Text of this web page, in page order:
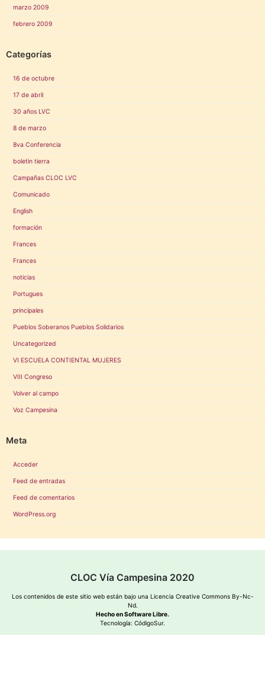
marzo 2009
febrero 2009
Categorías
16 de octubre
17 de abril
30 años LVC
8 de marzo
8va Conferencia
boletin tierra
Campañas CLOC LVC
Comunicado
English
formación
Frances
Frances
noticias
Portugues
principales
Pueblos Soberanos Pueblos Solidarios
Uncategorized
VI ESCUELA CONTIENTAL MUJERES
VIII Congreso
Volver al campo
Voz Campesina
Meta
Acceder
Feed de entradas
Feed de comentarios
WordPress.org
CLOC Vía Campesina 2020
Los contenidos de este sitio web están bajo una Licencia Creative Commons By-Nc-
Nd.
Hecho en Software Libre.
Tecnología: CódigoSur.